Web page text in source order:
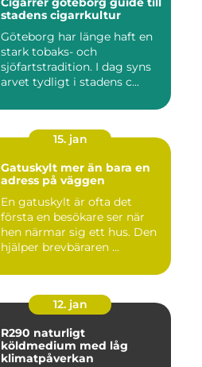
stadens cigarrkultur
Göteborg har länge haft en
stark tobaks- och
sjöfartstradition. I dag syns
arvet tydligt i stadens c...
15. jan
Gatuskylt mer än bara en
adress på väggen
En gatuskylt är ofta det
första en besökare ser när
hen närmar sig ett hus. Den
hjälper brevbäraren ...
12. jan
R290 naturligt
köldmedium med låg
klimatpåverkan